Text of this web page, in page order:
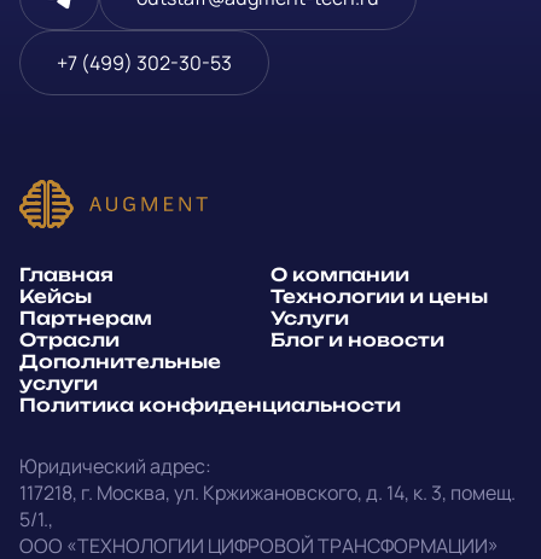
Написать в Telegram
outstaff@augment-tech.ru
Блог и новости
Политика
конфиденциальности
+7 (499) 302-30-53
Юридический адрес:
117218, г. Москва,ул. Кржижановского, д. 14, к. 3, помещ.
5/1.,
ООО «ТЕХНОЛОГИИ ЦИФРОВОЙ ТРАНСФОРМАЦИИ»
Главная
О компании
Кейсы
Технологии и цены
Партнерам
Услуги
Отрасли
Блог и новости
Дополнительные
услуги
Политика конфиденциальности
Телефон*
E-mail
Telegram
WhatsApp
E-mail
Позвонить
Напишите, какие специалисты, в каком количестве и как
срочно нужны на ваш проект
Прикрепить файл